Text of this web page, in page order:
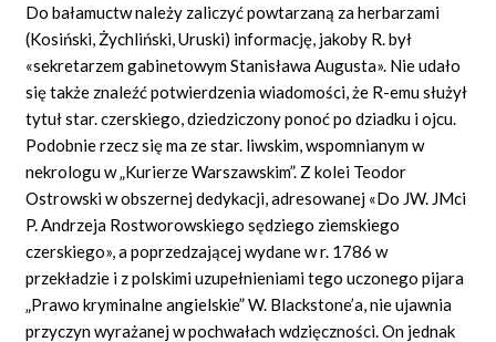
Do bałamuctw należy zaliczyć powtarzaną za herbarzami
(Kosiński, Żychliński, Uruski) informację, jakoby R. był
«sekretarzem gabinetowym Stanisława Augusta». Nie udało
się także znaleźć potwierdzenia wiadomości, że R-emu służył
tytuł star. czerskiego, dziedziczony ponoć po dziadku i ojcu.
Podobnie rzecz się ma ze star. liwskim, wspomnianym w
nekrologu w „Kurierze Warszawskim”. Z kolei Teodor
Ostrowski w obszernej dedykacji, adresowanej «Do JW. JMci
P. Andrzeja Rostworowskiego sędziego ziemskiego
czerskiego», a poprzedzającej wydane w r. 1786 w
przekładzie i z polskimi uzupełnieniami tego uczonego pijara
„Prawo kryminalne angielskie” W. Blackstone’a, nie ujawnia
przyczyn wyrażanej w pochwałach wdzięczności. On jednak